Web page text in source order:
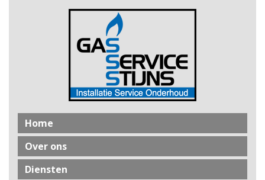
Home
Over ons
Diensten